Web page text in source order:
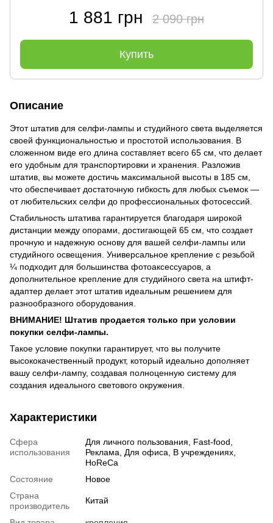
1 881 грн 2 090 грн
Купить
Описание
Этот штатив для селфи-лампы и студийного света выделяется
своей функциональностью и простотой использования. В
сложенном виде его длина составляет всего 65 см, что делает
его удобным для транспортировки и хранения. Разложив
штатив, вы можете достичь максимальной высоты в 185 см,
что обеспечивает достаточную гибкость для любых съемок —
от любительских селфи до профессиональных фотосессий.
Стабильность штатива гарантируется благодаря широкой
дистанции между опорами, достигающей 65 см, что создает
прочную и надежную основу для вашей селфи-лампы или
студийного освещения. Универсальное крепление с резьбой
¼ подходит для большинства фотоаксессуаров, а
дополнительное крепление для студийного света на штифт-
адаптер делает этот штатив идеальным решением для
разнообразного оборудования.
ВНИМАНИЕ! Штатив продается только при условии
покупки селфи-лампы.
Такое условие покупки гарантирует, что вы получите
высококачественный продукт, который идеально дополняет
вашу селфи-лампу, создавая полноценную систему для
создания идеального светового окружения.
Характеристики
Сфера
использования
Для личного пользования, Fast-food,
Реклама, Для офиса, В учреждениях,
HoReCa
Состояние
Новое
Страна
производитель
Китай